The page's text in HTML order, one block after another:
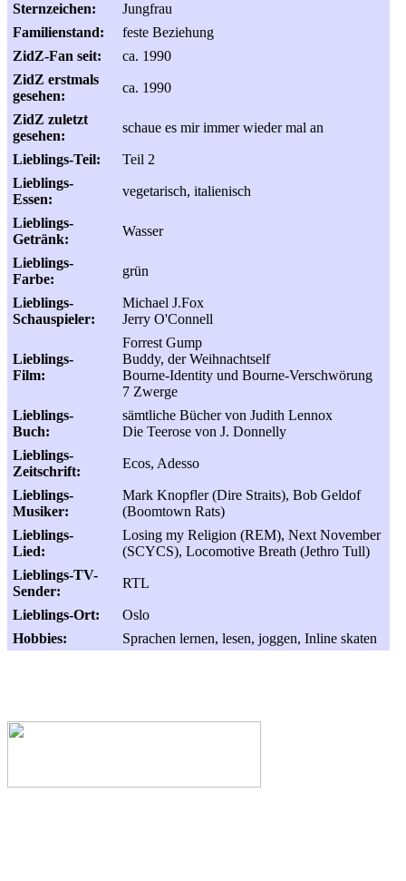
Sternzeichen:
Jungfrau
Familienstand:
feste Beziehung
ZidZ-Fan seit:
ca. 1990
ZidZ erstmals
gesehen:
ca. 1990
ZidZ zuletzt
gesehen:
schaue es mir immer wieder mal an
Lieblings-Teil:
Teil 2
Lieblings-
Essen:
vegetarisch, italienisch
Lieblings-
Getränk:
Wasser
Lieblings-
Farbe:
grün
Lieblings-
Schauspieler:
Michael J.Fox
Jerry O'Connell
Lieblings-
Film:
Forrest Gump
Buddy, der Weihnachtself
Bourne-Identity und Bourne-Verschwörung
7 Zwerge
Lieblings-
Buch:
sämtliche Bücher von Judith Lennox
Die Teerose von J. Donnelly
Lieblings-
Zeitschrift:
Ecos, Adesso
Lieblings-
Musiker:
Mark Knopfler (Dire Straits), Bob Geldof
(Boomtown Rats)
Lieblings-
Lied:
Losing my Religion (REM), Next November
(SCYCS), Locomotive Breath (Jethro Tull)
Lieblings-TV-
Sender:
RTL
Lieblings-Ort:
Oslo
Hobbies:
Sprachen lernen, lesen, joggen, Inline skaten